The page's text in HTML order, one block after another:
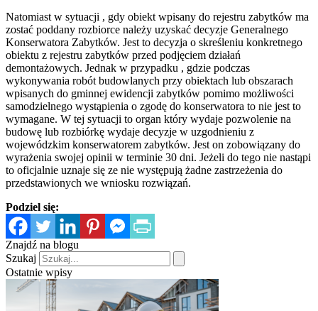
Natomiast w sytuacji , gdy obiekt wpisany do rejestru zabytków ma
zostać poddany rozbiorce należy uzyskać decyzje Generalnego
Konserwatora Zabytków. Jest to decyzja o skreśleniu konkretnego
obiektu z rejestru zabytków przed podjęciem działań
demontażowych. Jednak w przypadku , gdzie podczas
wykonywania robót budowlanych przy obiektach lub obszarach
wpisanych do gminnej ewidencji zabytków pomimo możliwości
samodzielnego wystąpienia o zgodę do konserwatora to nie jest to
wymagane. W tej sytuacji to organ który wydaje pozwolenie na
budowę lub rozbiórkę wydaje decyzje w uzgodnieniu z
wojewódzkim konserwatorem zabytków. Jest on zobowiązany do
wyrażenia swojej opinii w terminie 30 dni. Jeżeli do tego nie nastąpi
to oficjalnie uznaje się ze nie występują żadne zastrzeżenia do
przedstawionych we wniosku rozwiązań.
Podziel się:
Znajdź na blogu
Szukaj
Ostatnie wpisy